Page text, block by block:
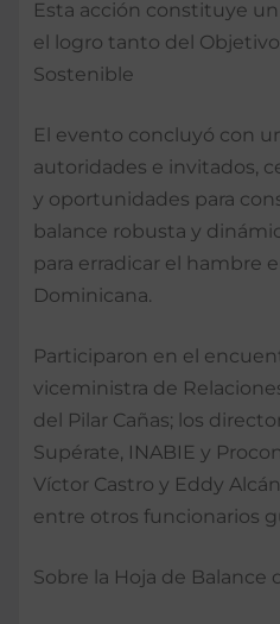
Esta acción constituye
el logro tanto del
Sostenible
El evento concluyó con
autoridades e invitados,
y oportunidades para
balance robusta y
para erradicar el hambre
Dominicana.
Participaron en el
viceministra de
del Pilar Cañas; los
Supérate, INABIE y
Víctor Castro y Eddy
entre otros funcionarios
Sobre la Hoja de Balance